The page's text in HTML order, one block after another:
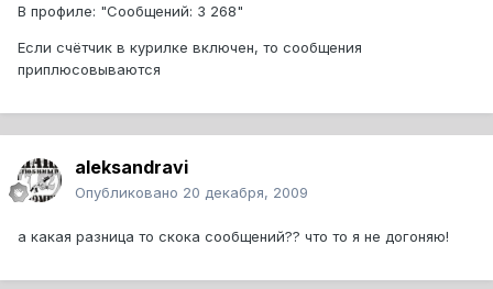
В профиле: "Сообщений: 3 268"
Если счётчик в курилке включен, то сообщения
приплюсовываются
aleksandravi
Опубликовано 20 декабря, 2009
а какая разница то скока сообщений?? что то я не догоняю!